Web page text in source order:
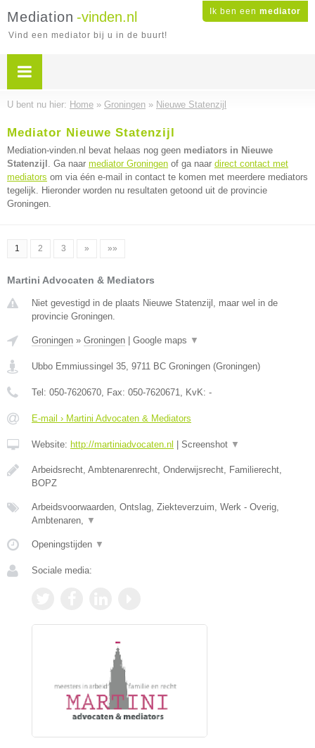
Ik ben een mediator
Mediation -vinden.nl
Vind een mediator bij u in de buurt!
U bent nu hier: Home » Groningen » Nieuwe Statenzijl
Mediator Nieuwe Statenzijl
Mediation-vinden.nl bevat helaas nog geen mediators in Nieuwe
Statenzijl . Ga naar mediator Groningen of ga naar direct contact met
mediators om via één e-mail in contact te komen met meerdere mediators
tegelijk. Hieronder worden nu resultaten getoond uit de provincie
Groningen.
1 2 3 » »»
Martini Advocaten & Mediators
Niet gevestigd in de plaats Nieuwe Statenzijl, maar wel in de
provincie Groningen.
Groningen » Groningen Google maps ▼
Ubbo Emmiussingel 35, 9711 BC Groningen (Groningen)
Tel: 050-7620670, Fax: 050-7620671, KvK: -
E-mail › Martini Advocaten & Mediators
Website: http://martiniadvocaten.nl Screenshot ▼
Arbeidsrecht, Ambtenarenrecht, Onderwijsrecht, Familierecht,
BOPZ
Arbeidsvoorwaarden, Ontslag, Ziekteverzuim, Werk - Overig,
Ambtenaren, ▼
Openingstijden ▼
Sociale media: